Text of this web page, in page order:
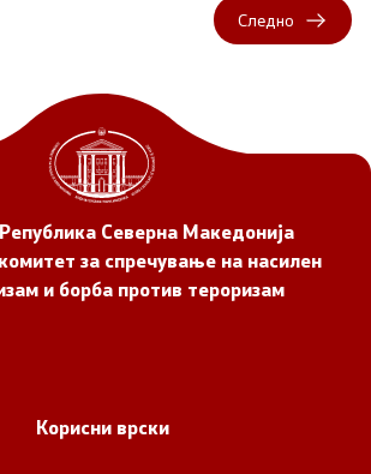
Следно
Северна Македонија
за спречување на насилен
и борба против тероризам
Корисни врски